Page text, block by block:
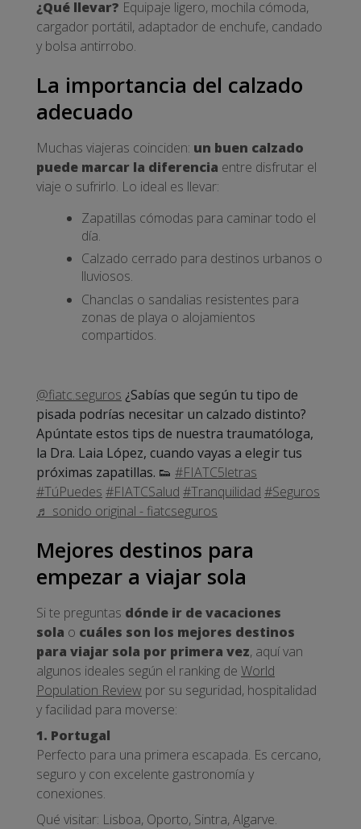
¿Qué llevar? Equipaje ligero, mochila cómoda,
cargador portátil, adaptador de enchufe, candado
y bolsa antirrobo.
La importancia del calzado
adecuado
Muchas viajeras coinciden: un buen calzado
puede marcar la diferencia entre disfrutar el
viaje o sufrirlo. Lo ideal es llevar:
Zapatillas cómodas para caminar todo el
día.
Calzado cerrado para destinos urbanos o
lluviosos.
Chanclas o sandalias resistentes para
zonas de playa o alojamientos
compartidos.
@fiatc.seguros ¿Sabías que según tu tipo de
pisada podrías necesitar un calzado distinto?
Apúntate estos tips de nuestra traumatóloga,
la Dra. Laia López, cuando vayas a elegir tus
próximas zapatillas. 👟 #FIATC5letras
#TúPuedes #FIATCSalud #Tranquilidad #Seguros
♬ sonido original - fiatcseguros
Mejores destinos para
empezar a viajar sola
Si te preguntas dónde ir de vacaciones
sola o cuáles son los mejores destinos
para viajar sola por primera vez, aquí van
algunos ideales según el ranking de World
Population Review por su seguridad, hospitalidad
y facilidad para moverse:
1. Portugal
Perfecto para una primera escapada. Es cercano,
seguro y con excelente gastronomía y
conexiones.
Qué visitar: Lisboa, Oporto, Sintra, Algarve.